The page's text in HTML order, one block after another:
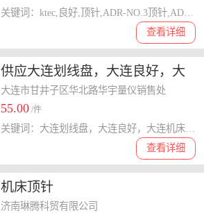
查看详细
供应大连划线盘，大连良好，大
连机床千斤顶专卖
大连市甘井子区华北路华宇量仪销售处
55.00 /件
查看详细
机床顶针
济南琳腾科贸有限公司